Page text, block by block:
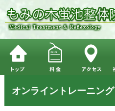
オンライントレーニング